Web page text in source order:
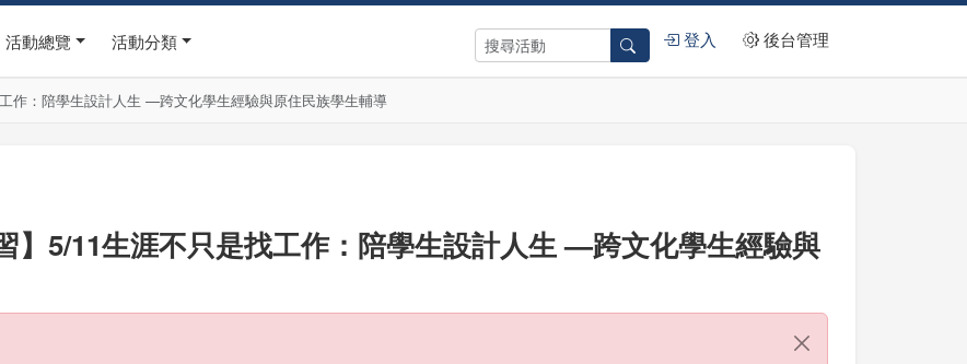
活動總覽 活動分類 登入 後台管理
作：陪學生設計人生 —跨文化學生經驗與原住民族學生輔導
】5/11生涯不只是找工作：陪學生設計人生 —跨文化學生經驗與